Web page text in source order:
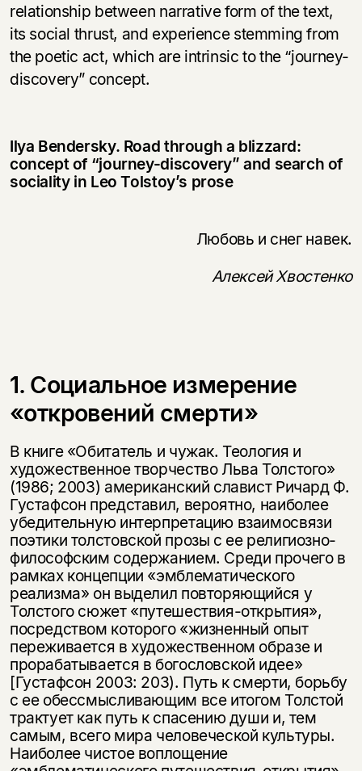
relationship between narrative form of the text,
its social thrust, and experience stemming from
the poetic act, which are intrinsic to the “journey-
discovery” concept.
Ilya Bendersky. Road through a blizzard:
concept of “journey-discovery” and search of
sociality in Leo Tolstoy’s prose
Любовь и снег навек.
Алексей Хвостенко
1. Социальное измерение
«откровений смерти»
В книге «Обитатель и чужак. Теология и
художественное творчество Льва Толстого»
(1986; 2003) американский славист Ричард Ф.
Густафсон представил, вероятно, наиболее
убедительную интерпретацию взаимосвязи
поэтики толстовской прозы с ее религиозно-
философским содержанием. Среди прочего в
рамках концепции «эмблематического
реализма» он выделил повторяющийся у
Толстого сюжет «путешествия-открытия»,
посредством которого «жизненный опыт
переживается в художественном образе и
прорабатывается в богословской идее»
[Густафсон 2003: 203). Путь к смерти, борьбу
с ее обессмысливающим все итогом Толстой
трактует как путь к спасению души и, тем
самым, всего мира человеческой культуры.
Наиболее чистое воплощение